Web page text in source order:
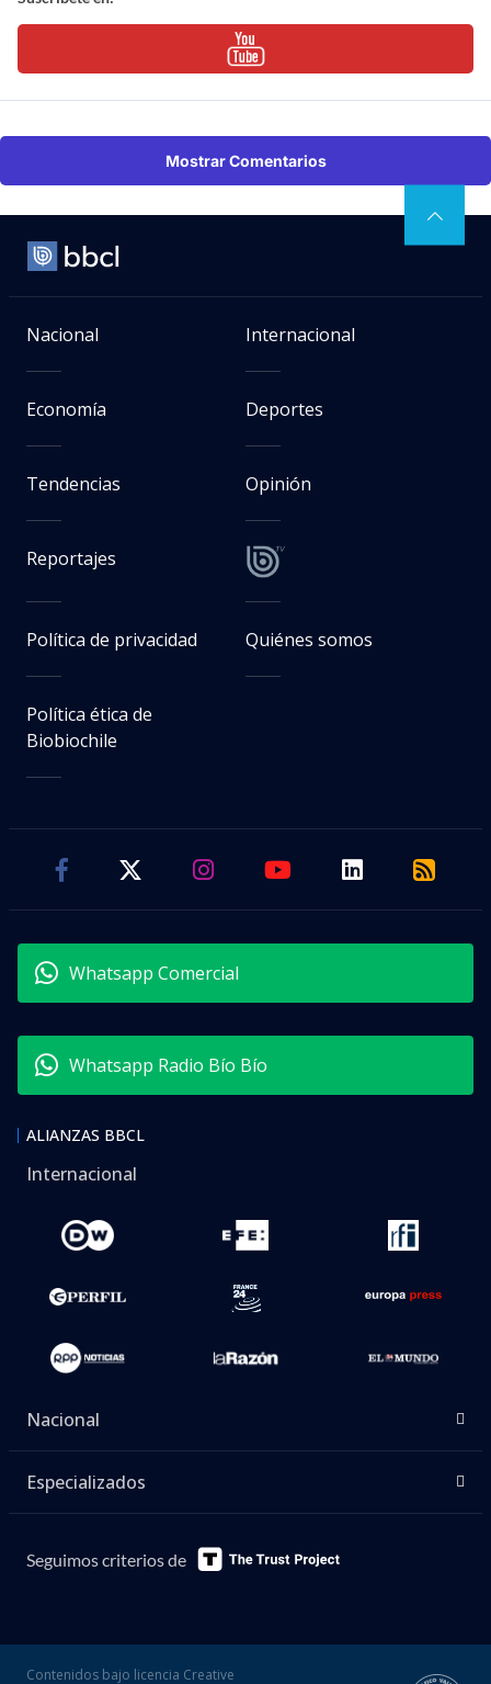
Mostrar Comentarios
Nacional Internacional
Economía Deportes
Tendencias Opinión
Reportajes
Política de privacidad Quiénes somos
Política ética de
Biobiochile
Whatsapp Comercial
Whatsapp Radio Bío Bío
ALIANZAS BBCL
Internacional
Nacional
Especializados
Seguimos criterios de
Contenidos bajo licencia Creative